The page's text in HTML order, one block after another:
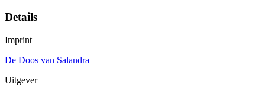
Details
Imprint
De Doos van Salandra
Uitgever